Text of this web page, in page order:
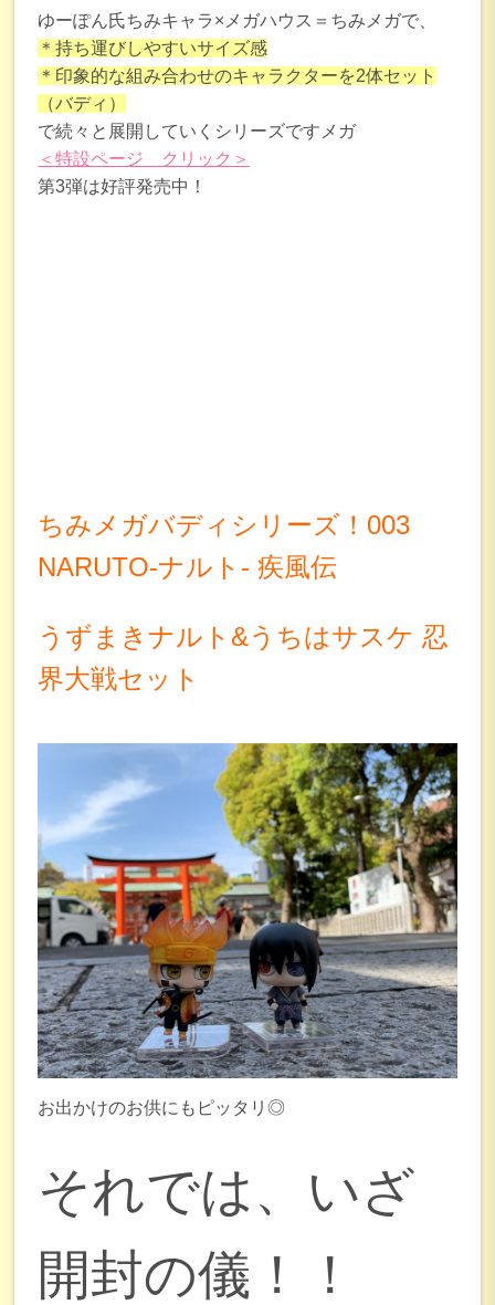
ゆーぽん氏ちみキャラ×メガハウス＝ちみメガで、
＊持ち運びしやすいサイズ感
＊印象的な組み合わせのキャラクターを2体セット
（バディ）
で続々と展開していくシリーズですメガ
＜特設ページ クリック＞
第3弾は好評発売中！
ちみメガバディシリーズ！003
NARUTO-ナルト- 疾風伝
うずまきナルト&うちはサスケ 忍
界大戦セット
お出かけのお供にもピッタリ◎
それでは、いざ
開封の儀！！